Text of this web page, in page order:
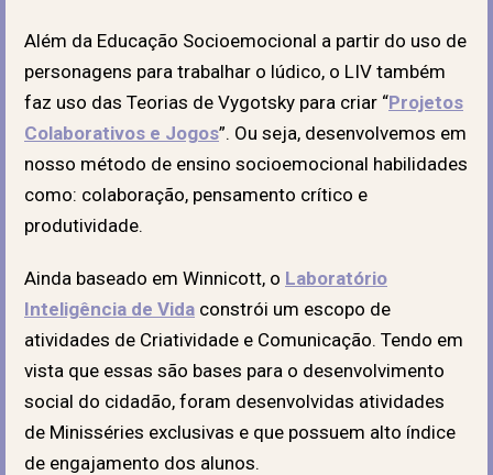
Além da Educação Socioemocional a partir do uso de
personagens para trabalhar o lúdico, o LIV também
faz uso das Teorias de Vygotsky para criar “Projetos
Colaborativos e Jogos”. Ou seja, desenvolvemos em
nosso método de ensino socioemocional habilidades
como: colaboração, pensamento crítico e
produtividade.
Ainda baseado em Winnicott, o Laboratório
Inteligência de Vida constrói um escopo de
atividades de Criatividade e Comunicação. Tendo em
vista que essas são bases para o desenvolvimento
social do cidadão, foram desenvolvidas atividades
de Minisséries exclusivas e que possuem alto índice
de engajamento dos alunos.